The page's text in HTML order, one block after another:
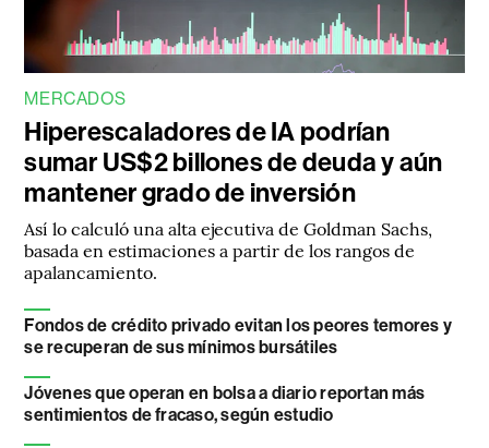
MERCADOS
Hiperescaladores de IA podrían
sumar US$2 billones de deuda y aún
mantener grado de inversión
Así lo calculó una alta ejecutiva de Goldman Sachs,
basada en estimaciones a partir de los rangos de
apalancamiento.
Fondos de crédito privado evitan los peores temores y
se recuperan de sus mínimos bursátiles
Jóvenes que operan en bolsa a diario reportan más
sentimientos de fracaso, según estudio